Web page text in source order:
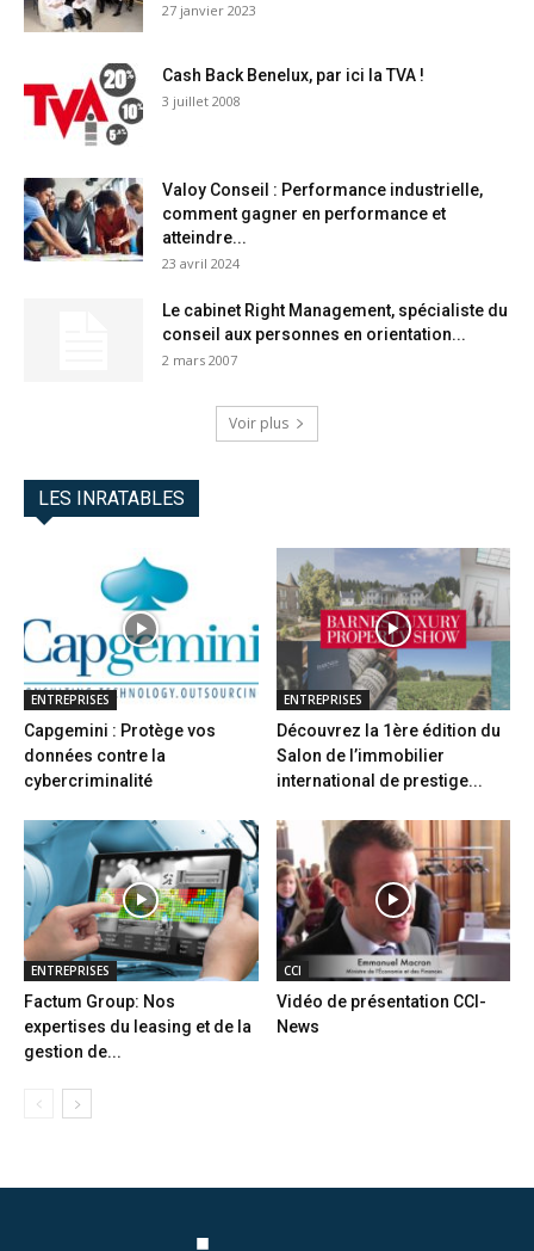
27 janvier 2023
Cash Back Benelux, par ici la TVA !
3 juillet 2008
Valoy Conseil : Performance industrielle,
comment gagner en performance et
atteindre...
23 avril 2024
Le cabinet Right Management, spécialiste du
conseil aux personnes en orientation...
2 mars 2007
Voir plus
LES INRATABLES
ENTREPRISES
Capgemini : Protège vos
données contre la
cybercriminalité
ENTREPRISES
Découvrez la 1ère édition du
Salon de l’immobilier
international de prestige...
ENTREPRISES
Factum Group: Nos
expertises du leasing et de la
gestion de...
CCI
Vidéo de présentation CCI-
News